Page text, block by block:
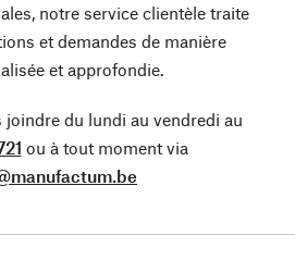
notre service clientèle traite
et demandes de manière
et approfondie.
joindre du lundi au vendredi au
ou à tout moment via